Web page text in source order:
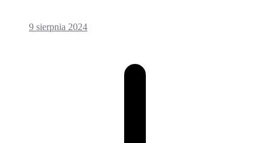
9 sierpnia 2024